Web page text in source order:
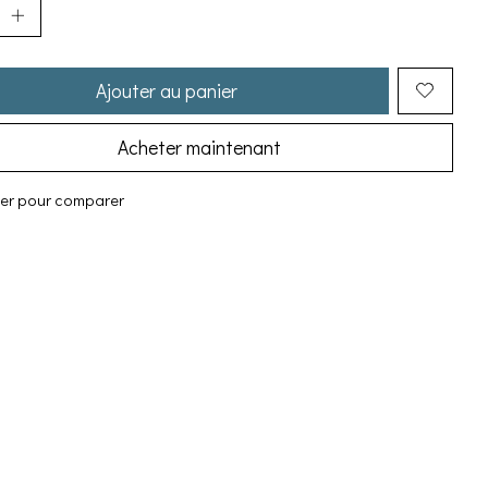
Ajouter au panier
Acheter maintenant
pour comparer